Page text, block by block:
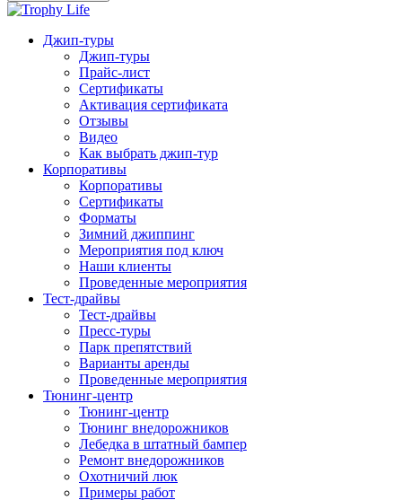
Джип-туры
Джип-туры
Прайс-лист
Сертификаты
Активация сертификата
Отзывы
Видео
Как выбрать джип-тур
Корпоративы
Корпоративы
Сертификаты
Форматы
Зимний джиппинг
Мероприятия под ключ
Наши клиенты
Проведенные мероприятия
Тест-драйвы
Тест-драйвы
Пресс-туры
Парк препятствий
Варианты аренды
Проведенные мероприятия
Тюнинг-центр
Тюнинг-центр
Тюнинг внедорожников
Лебедка в штатный бампер
Ремонт внедорожников
Охотничий люк
Примеры работ